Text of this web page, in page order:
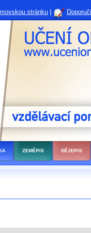
stránku
ZEMĚPIS DĚJEPIS